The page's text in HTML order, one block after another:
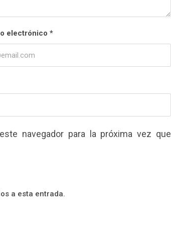
electrónico*
navegador para la próxima vez que
a esta entrada.